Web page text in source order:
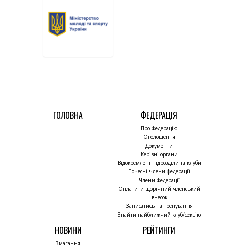
ГОЛОВНА ФЕДЕРАЦІЯ
Про Федерацію
Оголошення
Документи
Керівні органи
Відокремлені підрозділи та клуби
Почесні члени федерації
Члени Федерації
Оплатити щорічний членський
внесок
Записатись на тренування
Знайти найближчий клуб/секцію
НОВИНИ
Змагання
РЕЙТИНГИ